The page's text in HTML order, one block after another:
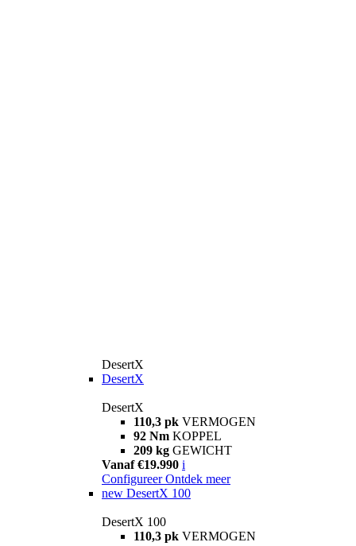
DesertX
DesertX
DesertX
110,3 pk VERMOGEN
92 Nm KOPPEL
209 kg GEWICHT
Vanaf €19.990 i
Configureer Ontdek meer
new DesertX 100
DesertX 100
110,3 pk VERMOGEN